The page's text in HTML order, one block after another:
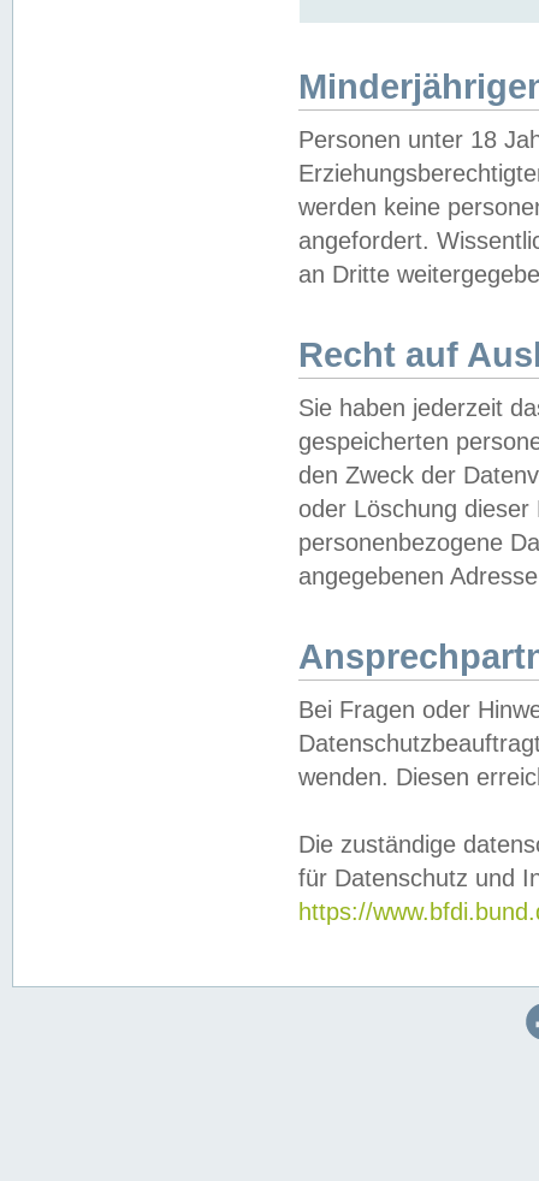
Personen unter 18
werden keine
angefordert.
an Dritte
Recht auf
Sie haben jederzeit
gespeicherten
den Zweck der
oder Löschung
personenbezogene
angegebenen
Bei Fragen oder
wenden. Diesen
Die zuständige
für Datenschutz und
https://